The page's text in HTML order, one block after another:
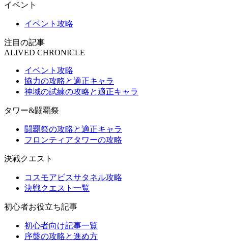
イベント
イベント攻略
注目の記事
ALIVED CHRONICLE
イベント攻略
協力の攻略と適正キャラ
神域の試練の攻略と適正キャラ
タワー&闘覇祭
闘覇祭の攻略と適正キャラ
フロンティアタワーの攻略
決戦クエスト
コスモアビスサタネル攻略
決戦クエスト一覧
初心者お役立ち記事
初心者向け記事一覧
序盤の攻略と進め方